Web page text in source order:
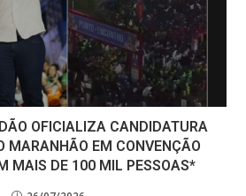
OFICIALIZA CANDIDATURA
MARANHÃO EM CONVENÇÃO
MAIS DE 100 MIL PESSOAS*